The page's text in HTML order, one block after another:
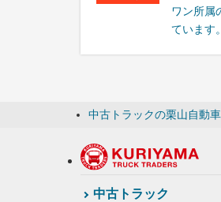
ワン所属
ています。
中古トラックの栗山自動
中古トラック